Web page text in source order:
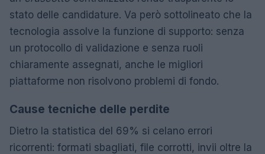
stato delle candidature. Va però sottolineato che la
tecnologia assolve la funzione di supporto: senza
un protocollo di validazione e senza ruoli
chiaramente assegnati, anche le migliori
piattaforme non risolvono problemi di fondo.
Cause tecniche delle perdite
Dietro la statistica del 69% si celano errori
ricorrenti: formati sbagliati, file corrotti, invii oltre la